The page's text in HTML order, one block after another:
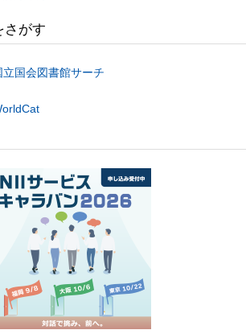
さがす
立国会図書館サーチ